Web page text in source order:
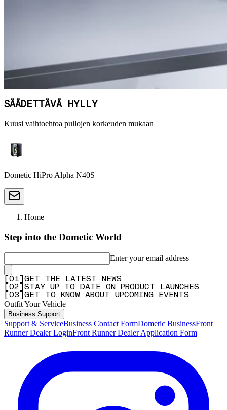
SÄÄDETTÄVÄ HYLLY
Kuusi vaihtoehtoa pullojen korkeuden mukaan
Dometic HiPro Alpha N40S
Home
Step into the Dometic World
Enter your email address
[01] GET THE LATEST NEWS
[02] STAY UP TO DATE ON PRODUCT LAUNCHES
[03] GET TO KNOW ABOUT UPCOMING EVENTS
Outfit Your Vehicle
Business Support
Support & ServiceBusiness Contact FormDometic BusinessFront
Runner Dealer LoginFront Runner Dealer Application Form